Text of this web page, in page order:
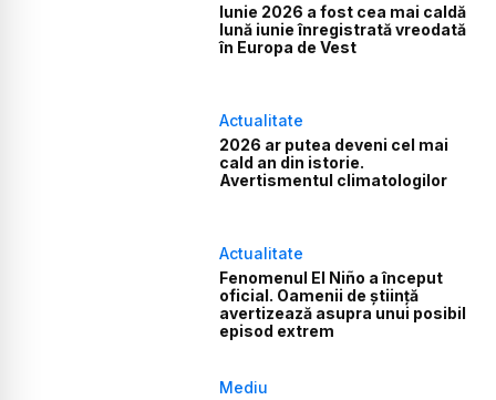
Iunie 2026 a fost cea mai caldă
lună iunie înregistrată vreodată
în Europa de Vest
Actualitate
2026 ar putea deveni cel mai
cald an din istorie.
Avertismentul climatologilor
Actualitate
Fenomenul El Niño a început
oficial. Oamenii de știință
avertizează asupra unui posibil
episod extrem
Mediu